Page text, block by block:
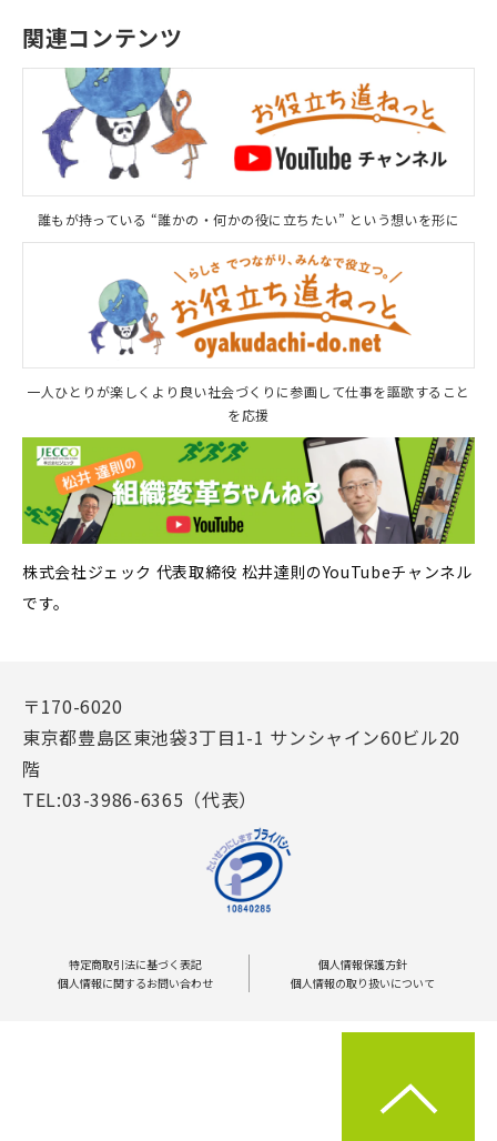
関連コンテンツ
誰もが持っている “誰かの・何かの役に立ちたい” という想いを形に
一人ひとりが楽しくより良い社会づくりに参画して仕事を謳歌すること
を応援
株式会社ジェック 代表取締役 松井達則のYouTubeチャンネル
です。
〒170-6020
東京都豊島区東池袋3丁目1-1 サンシャイン60ビル20
階
TEL:03-3986-6365（代表）
特定商取引法に基づく表記
個人情報保護方針
個人情報に関するお問い合わせ
個人情報の取り扱いについて